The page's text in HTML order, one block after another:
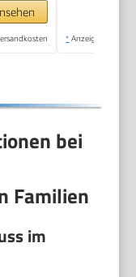
Silber
* Anzeige
bei
Familien
im